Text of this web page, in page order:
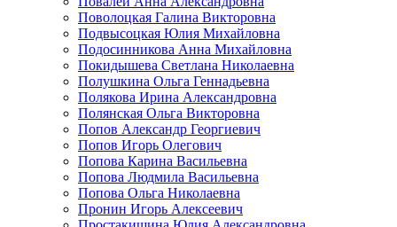
Поволоцкая Галина Викторовна
Подвысоцкая Юлия Михайловна
Подосинникова Анна Михайловна
Покидышева Светлана Николаевна
Полушкина Ольга Геннадьевна
Полякова Ирина Александровна
Полянская Ольга Викторовна
Попов Александр Георгиевич
Попов Игорь Олегович
Попова Карина Васильевна
Попова Людмила Васильевна
Попова Ольга Николаевна
Пронин Игорь Алексеевич